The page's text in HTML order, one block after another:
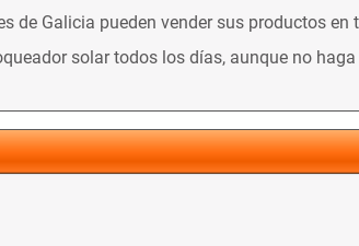
de Galicia pueden vender sus productos
solar todos los días, aunque no haga